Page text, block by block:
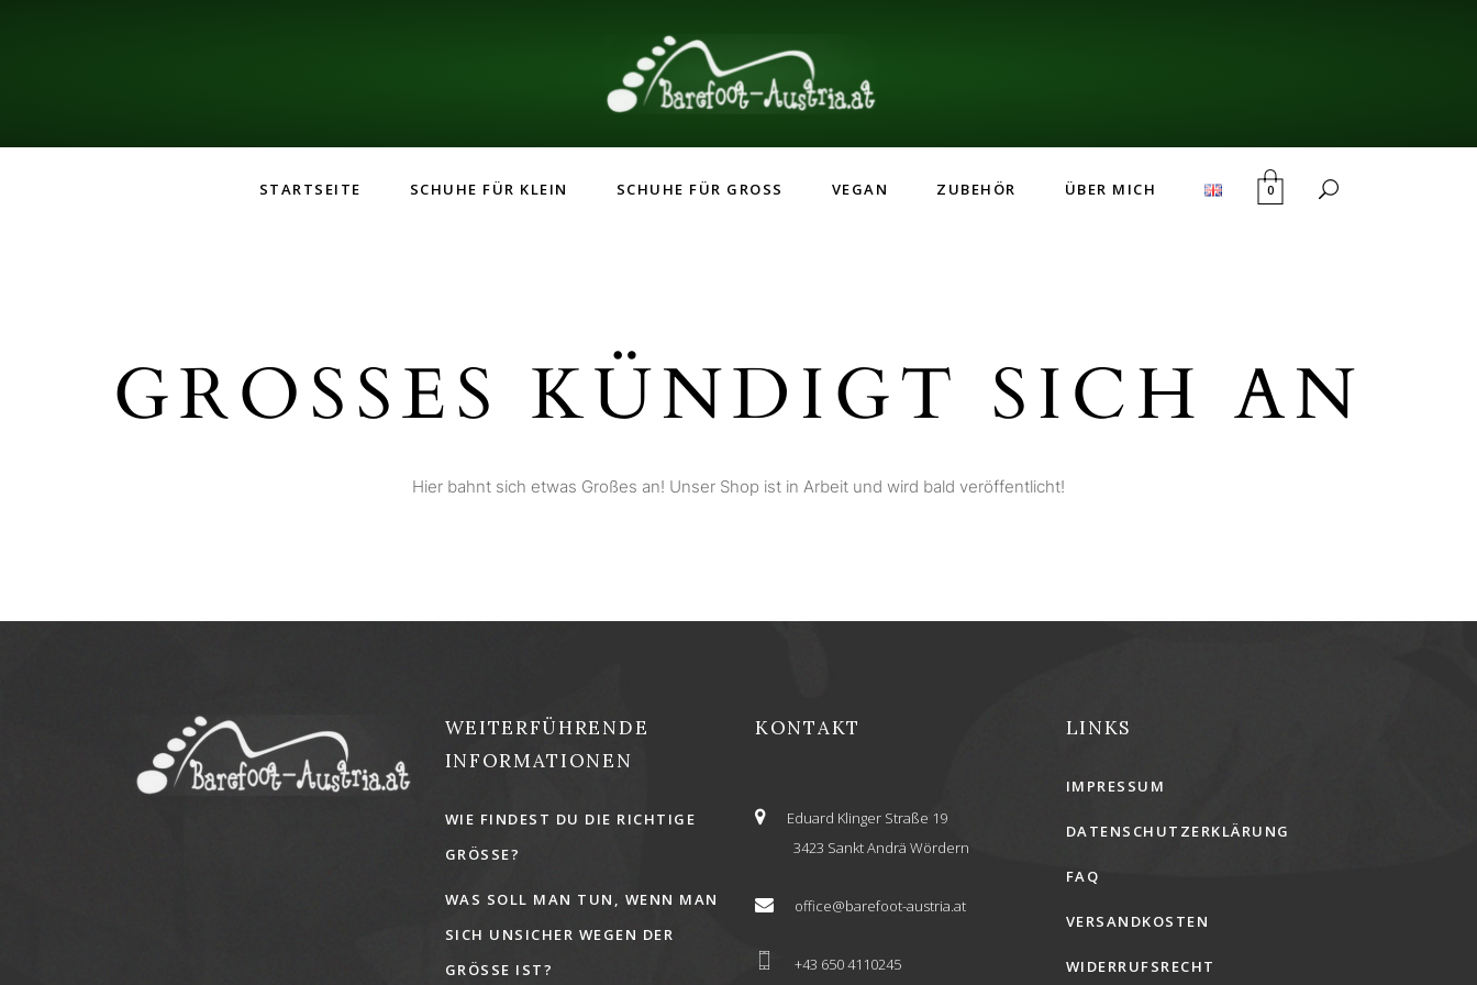
STARTSEITE SCHUHE FÜR KLEIN SCHUHE FÜR GROSS VEGAN ZUBEHÖR ÜBER MICH 0
GROSSES KÜNDIGT SICH AN
Hier bahnt sich etwas Großes an! Unser Shop ist in Arbeit und wird bald veröffentlicht!
WEITERFÜHRENDE
INFORMATIONEN
WIE FINDEST DU DIE RICHTIGE
GRÖSSE?
WAS SOLL MAN TUN, WENN MAN
SICH UNSICHER WEGEN DER
GRÖSSE IST?
KONTAKT
Eduard Klinger Straße 19
3423 Sankt Andrä Wördern
office@barefoot-austria.at
+43 650 4110245
LINKS
IMPRESSUM
DATENSCHUTZERKLÄRUNG
FAQ
VERSANDKOSTEN
WIDERRUFSRECHT